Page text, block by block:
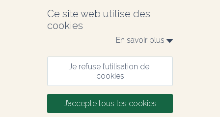
Ce site web utilise des
cookies
En savoir plus
Je refuse l’utilisation de
cookies
J’accepte tous les cookies